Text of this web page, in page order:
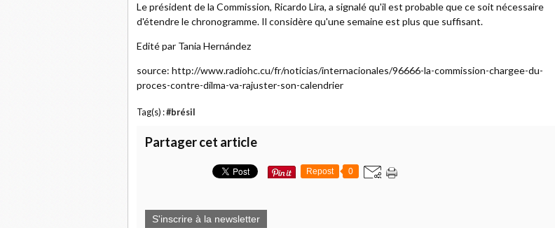
Le président de la Commission, Ricardo Lira, a signalé qu'il est probable que ce soit nécessaire
d'étendre le chronogramme. Il considère qu'une semaine est plus que suffisant.
Edité par Tania Hernández
source: http://www.radiohc.cu/fr/noticias/internacionales/96666-la-commission-chargee-du-
proces-contre-dilma-va-rajuster-son-calendrier
Tag(s) :#brésil
Partager cet article
Repost 0
S'inscrire à la newsletter